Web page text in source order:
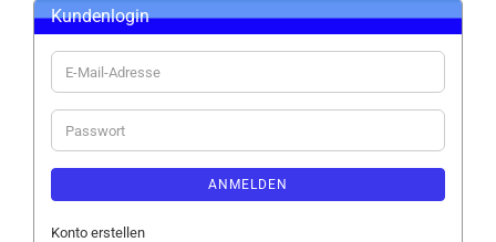
Kundenlogin
E-
Mail-
Adresse
Passwort
ANMELDEN
Konto erstellen